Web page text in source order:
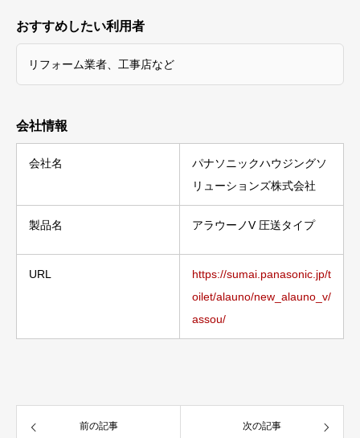
おすすめしたい利用者
リフォーム業者、工事店など
会社情報
会社名
パナソニックハウジングソ
リューションズ株式会社
製品名 アラウーノV 圧送タイプ
URL
https://sumai.panasonic.jp/t
oilet/alauno/new_alauno_v/
assou/
前の記事 次の記事